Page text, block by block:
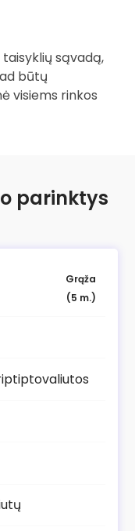
sąvadą,
būtų
visiems rinkos
parinktys
Grąža
(5 m.)